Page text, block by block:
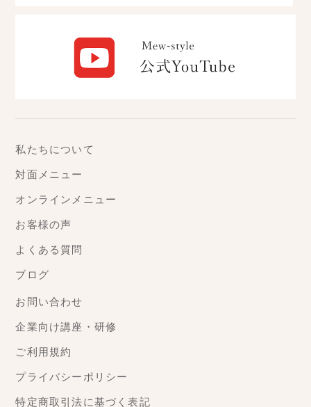
私たちについて
対面メニュー
オンラインメニュー
お客様の声
よくある質問
ブログ
お問い合わせ
企業向け講座・研修
ご利用規約
プライバシーポリシー
特定商取引法に基づく表記